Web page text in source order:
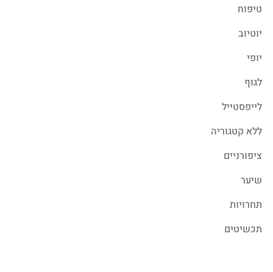
טיפוח
יוטיוב
יופי
לגוף
לייפסטייל
ללא קטגוריה
ציפורניים
שיער
תחרויות
תכשיטים